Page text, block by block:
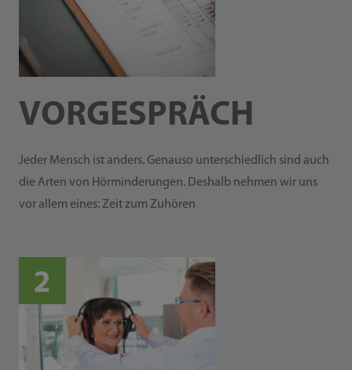
VOR­GESPRÄCH
Jeder Mensch ist anders. Genauso unterschiedlich sind auch
die Arten von Hörminderungen. Deshalb nehmen wir uns
vor allem eines: Zeit zum Zuhören